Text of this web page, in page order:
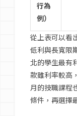
行為
例）
從上表可以看
低利與長寬限
北的學生最有
款雖利率較高
月的技職課程
條件，再選擇